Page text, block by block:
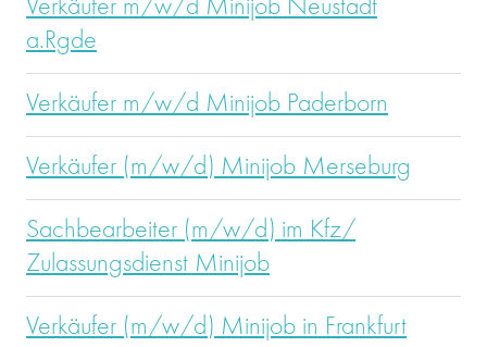
Verkäufer m/w/d Minijob Neustadt
a.Rgde
Verkäufer m/w/d Minijob Paderborn
Verkäufer (m/w/d) Minijob Merseburg
Sachbearbeiter (m/w/d) im Kfz/
Zulassungsdienst Minijob
Verkäufer (m/w/d) Minijob in Frankfurt